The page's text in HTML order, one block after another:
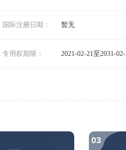
国际注册日期： 暂无
专用权期限： 2021-02-21至2031-